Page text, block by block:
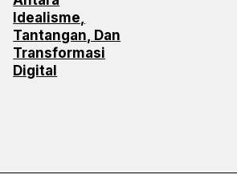
Idealisme,
Tantangan, Dan
Transformasi
Digital